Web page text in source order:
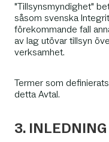
"Tillsynsmyndighet"
såsom svenska
förekommande fall
av lag utövar tillsyn
verksamhet.
Termer som
detta Avtal.
3. INLEDNING